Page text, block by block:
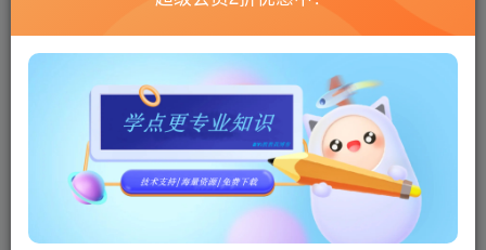
联网教程： 内附教程
单机教程： 内附教程
不懂的话联系客服！！！
WinCam是一款国外优秀的录像软件，能够得心应手录
制区域及整个屏幕，软件小巧易用，功能一点不弱。
WinCam提供多种录制方式，包括全屏、活动窗口、720P高